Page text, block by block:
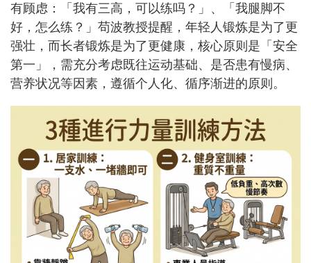
有顾虑：「我有三高，可以练吗？」、「我腿脚不
好，怎么练？」苟波教授提醒，年轻人锻炼是为了更
强壮，而长者锻炼是为了更健康，核心原则是「安全
第一」，需充分考虑既往运动基础、是否患有慢病、
营养状况等因素，遵循个人化、循序渐进的原则。